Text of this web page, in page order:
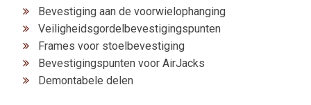
Bevestiging aan de voorwielophanging
Veiligheidsgordelbevestigingspunten
Frames voor stoelbevestiging
Bevestigingspunten voor AirJacks
Demontabele delen